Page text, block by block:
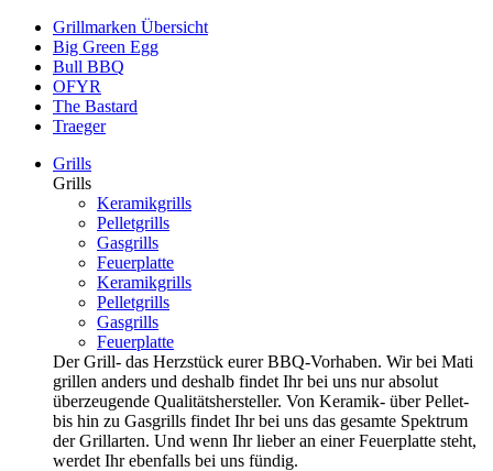
Grillmarken Übersicht
Big Green Egg
Bull BBQ
OFYR
The Bastard
Traeger
Grills
Grills
Keramikgrills
Pelletgrills
Gasgrills
Feuerplatte
Keramikgrills
Pelletgrills
Gasgrills
Feuerplatte
Der Grill- das Herzstück eurer BBQ-Vorhaben. Wir bei Mati
grillen anders und deshalb findet Ihr bei uns nur absolut
überzeugende Qualitätshersteller. Von Keramik- über Pellet-
bis hin zu Gasgrills findet Ihr bei uns das gesamte Spektrum
der Grillarten. Und wenn Ihr lieber an einer Feuerplatte steht,
werdet Ihr ebenfalls bei uns fündig.